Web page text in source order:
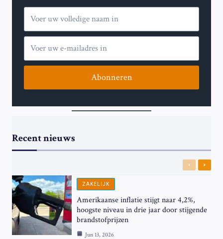
Abonneren
Recent nieuws
Previous
Next
ZAKELIJK
Amerikaanse inflatie stijgt naar 4,2%,
hoogste niveau in drie jaar door stijgende
brandstofprijzen
Jun 13, 2026